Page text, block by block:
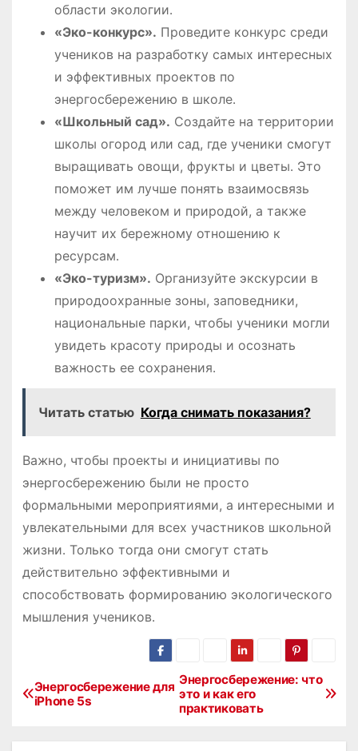
области экологии․
«Эко-конкурс»․ Проведите конкурс среди
учеников на разработку самых интересных
и эффективных проектов по
энергосбережению в школе․
«Школьный сад»․ Создайте на территории
школы огород или сад, где ученики смогут
выращивать овощи, фрукты и цветы․ Это
поможет им лучше понять взаимосвязь
между человеком и природой, а также
научит их бережному отношению к
ресурсам․
«Эко-туризм»․ Организуйте экскурсии в
природоохранные зоны, заповедники,
национальные парки, чтобы ученики могли
увидеть красоту природы и осознать
важность ее сохранения․
Читать статью Когда снимать показания?
Важно, чтобы проекты и инициативы по
энергосбережению были не просто
формальными мероприятиями, а интересными и
увлекательными для всех участников школьной
жизни․ Только тогда они смогут стать
действительно эффективными и
способствовать формированию экологического
мышления учеников․
Н
Энергосбережение: что
это и как его
практиковать
Энергосбережение для
iPhone 5s